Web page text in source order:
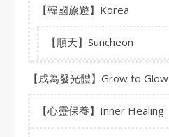
【韓國旅遊】Korea
【順天】Suncheon
【成為發光體】Grow to Glow
【心靈保養】Inner Healing